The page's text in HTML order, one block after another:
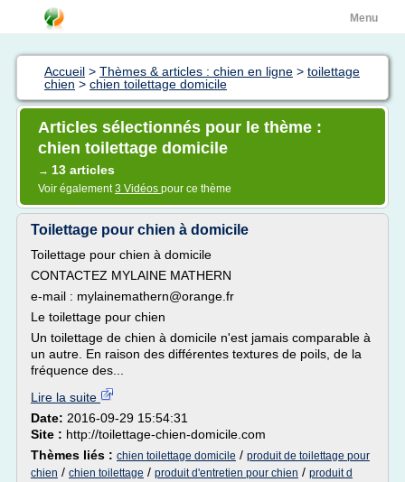
Menu
Accueil > Thèmes & articles : chien en ligne > toilettage
chien > chien toilettage domicile
Articles sélectionnés pour le thème :
chien toilettage domicile
→ 13 articles
Voir également3 Vidéos pour ce thème
Toilettage pour chien à domicile
Toilettage pour chien à domicile
CONTACTEZ MYLAINE MATHERN
e-mail : mylainemathern@orange.fr
Le toilettage pour chien
Un toilettage de chien à domicile n'est jamais comparable à
un autre. En raison des différentes textures de poils, de la
fréquence des...
Lire la suite
Date: 2016-09-29 15:54:31
Site : http://toilettage-chien-domicile.com
Thèmes liés : chien toilettage domicile / produit de toilettage pour
chien / chien toilettage / produit d'entretien pour chien / produit d